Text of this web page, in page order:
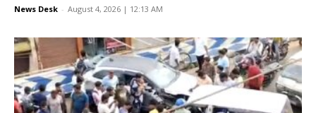
News Desk - August 4, 2026 | 12:13 AM